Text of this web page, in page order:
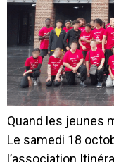
Quand les jeunes
Le samedi 18
l’association